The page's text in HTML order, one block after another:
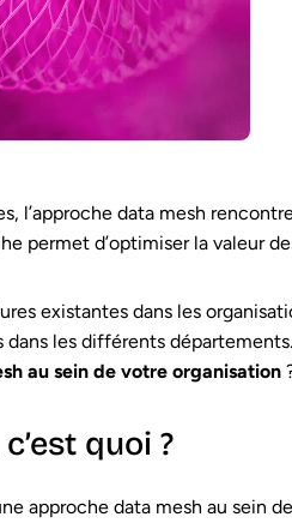
l’approche data mesh
permet d’optimiser la valeur
existantes dans les
les différents
au sein de votre organisation
quoi ?
approche data mesh au sein